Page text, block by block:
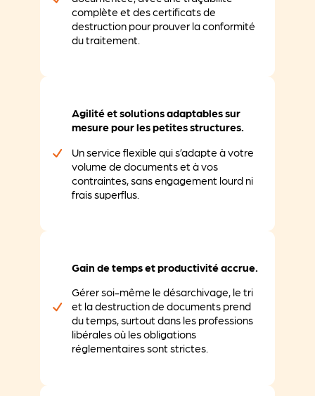
complète et des certificats de
destruction pour prouver la conformité
du traitement.
Agilité et solutions adaptables sur
mesure pour les petites structures.
Un service flexible qui s’adapte à votre
volume de documents et à vos
contraintes, sans engagement lourd ni
frais superflus.
Gain de temps et productivité accrue.
Gérer soi-même le désarchivage, le tri
et la destruction de documents prend
du temps, surtout dans les professions
libérales où les obligations
réglementaires sont strictes.